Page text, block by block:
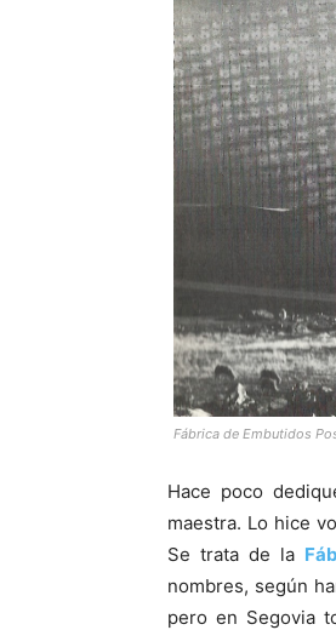
Fábrica de Embutidos
Hace poco
maestra. Lo hice
Se trata de la
nombres, según
pero en Segovia